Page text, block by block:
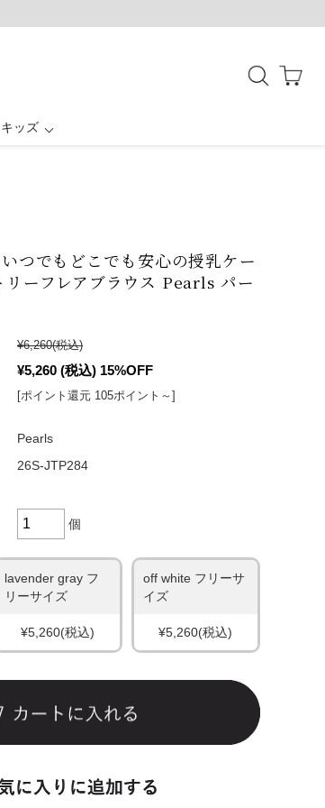
ッズ
つでもどこでも安心の授乳ケー
リーフレアブラウス Pearls パー
¥6,260(税込)
¥5,260 (税込) 15%OFF
[ポイント還元 105ポイント～]
Pearls
26S-JTP284
個
lavender gray フ
リーサイズ
¥5,260(税込)
off white フリーサ
イズ
¥5,260(税込)